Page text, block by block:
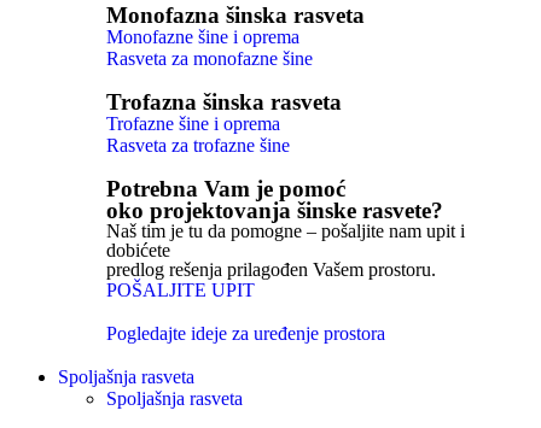
Monofazna šinska rasveta
Monofazne šine i oprema
Rasveta za monofazne šine
Trofazna šinska rasveta
Trofazne šine i oprema
Rasveta za trofazne šine
Potrebna Vam je pomoć
oko projektovanja šinske rasvete?
Naš tim je tu da pomogne – pošaljite nam upit i
dobićete
predlog rešenja prilagođen Vašem prostoru.
POŠALJITE UPIT
Pogledajte ideje za uređenje prostora
Spoljašnja rasveta
Spoljašnja rasveta